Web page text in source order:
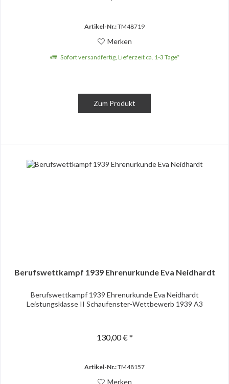
Artikel-Nr.:TM48719
Merken
Sofort versandfertig, Lieferzeit ca. 1-3 Tage*
Zum Produkt
Berufswettkampf 1939 Ehrenurkunde Eva Neidhardt
Berufswettkampf 1939 Ehrenurkunde Eva Neidhardt
Leistungsklasse II Schaufenster-Wettbewerb 1939 A3
130,00 € *
Artikel-Nr.:TM48157
Merken